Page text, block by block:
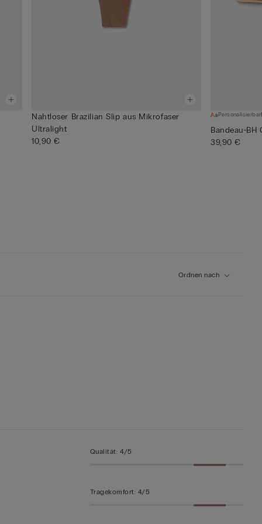
Nahtloser Brazilian Slip aus Mikrofaser
Ultralight
10,90 €
Personalisierbar
Bandeau-
39,90 €
Ordnen nach
Qualität: 4/5
Tragekomfort: 4/5